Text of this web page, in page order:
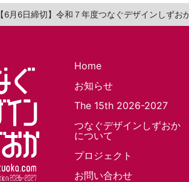
【6月6日締切】令和７年度つなぐデザインしず
Home
お知らせ
The 15th 2026-2027
つなぐデザインしずおか
について
プロジェクト
お問い合わせ